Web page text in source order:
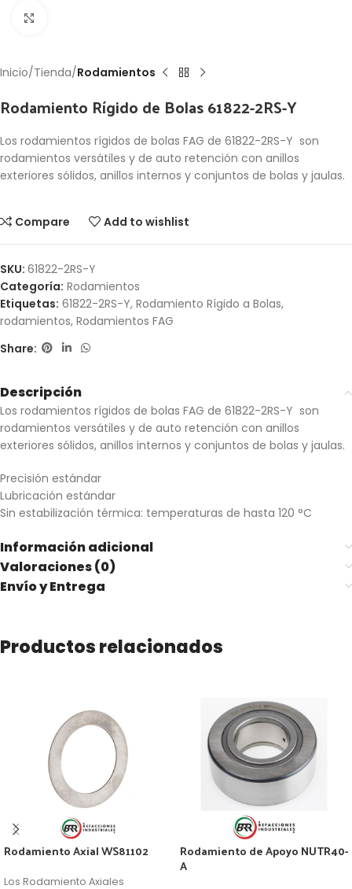
Inicio Tienda Rodamientos
Rodamiento Rígido de Bolas 61822-2RS-Y
Los rodamientos rígidos de bolas FAG de 61822-2RS-Y son
rodamientos versátiles y de auto retención con anillos
exteriores sólidos, anillos internos y conjuntos de bolas y jaulas.
Compare Add to wishlist
SKU: 61822-2RS-Y
Categoría: Rodamientos
Etiquetas: 61822-2RS-Y, Rodamiento Rígido a Bolas,
rodamientos, Rodamientos FAG
Share:
Descripción
Los rodamientos rígidos de bolas FAG de 61822-2RS-Y son
rodamientos versátiles y de auto retención con anillos
exteriores sólidos, anillos internos y conjuntos de bolas y jaulas.
Precisión estándar
Lubricación estándar
Sin estabilización térmica: temperaturas de hasta 120 °C
Información adicional
Valoraciones (0)
Envío y Entrega
Productos relacionados
Rodamiento Axial WS81102
Los Rodamiento Axiales
Rodamiento de Apoyo NUTR40-
A